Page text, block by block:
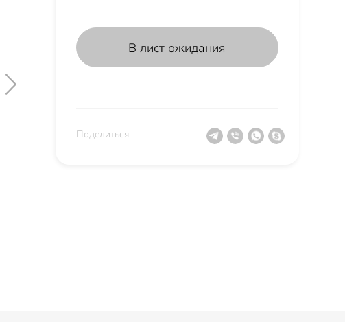
В лист ожидания
Поделиться